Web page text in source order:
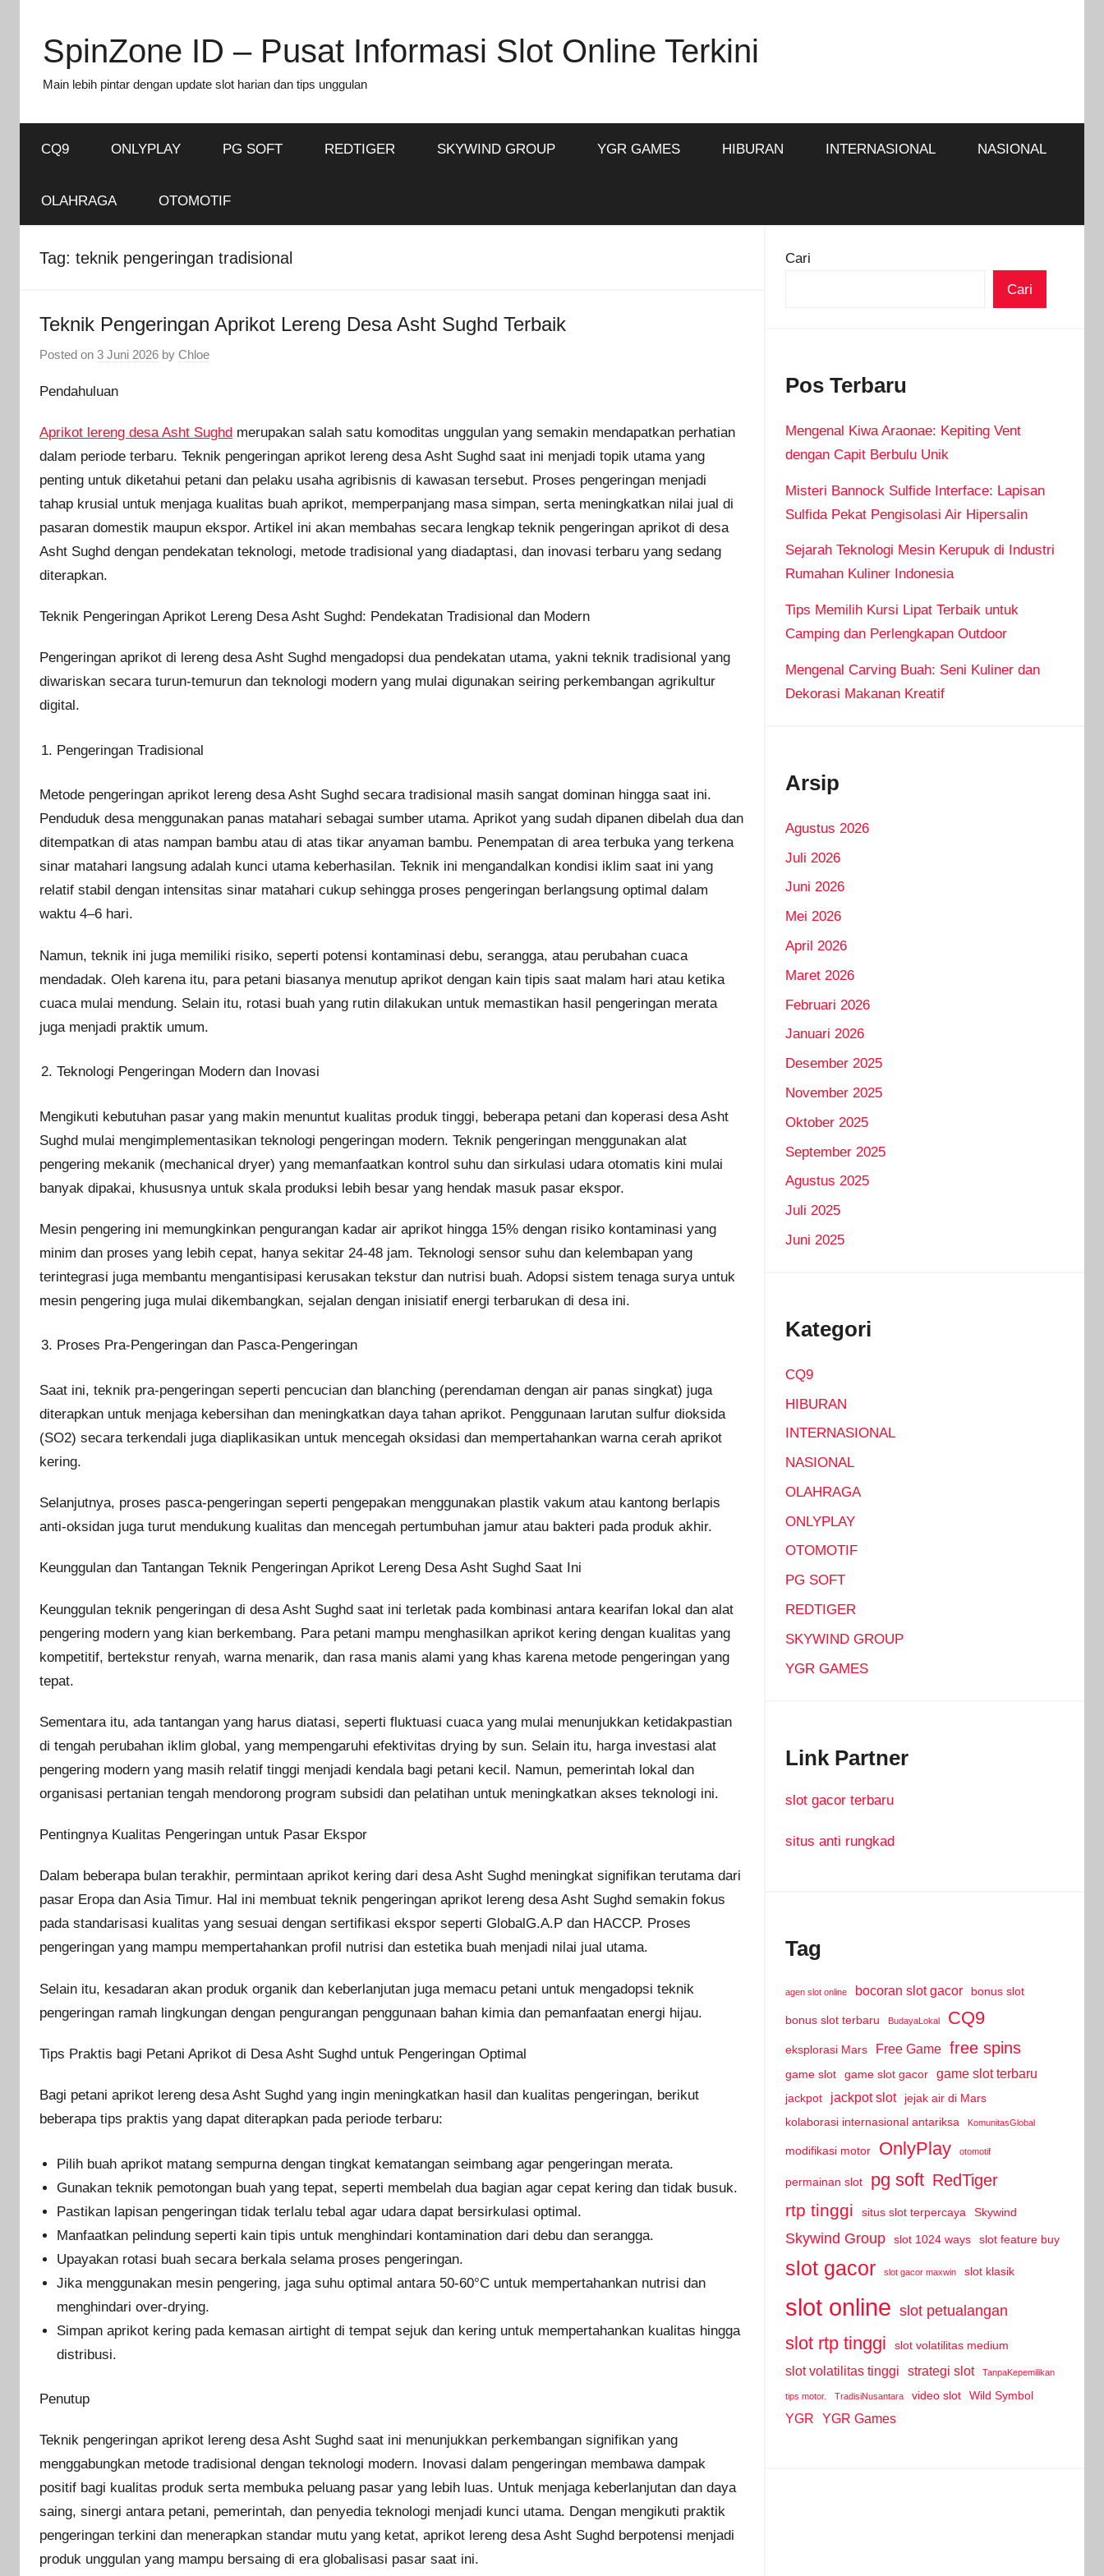
contentSpinZone ID – Pusat Informasi Slot Online Terkini
Main lebih pintar dengan update slot harian dan tips unggulan
CQ9 ONLYPLAY PG SOFT REDTIGER SKYWIND GROUP YGR GAMES HIBURAN INTERNASIONAL NASIONAL
OLAHRAGA OTOMOTIF
Tag: teknik pengeringan tradisional
Teknik Pengeringan Aprikot Lereng Desa Asht Sughd Terbaik
Posted on 3 Juni 2026 by Chloe
Pendahuluan
Aprikot lereng desa Asht Sughd merupakan salah satu komoditas unggulan yang semakin mendapatkan perhatian
dalam periode terbaru. Teknik pengeringan aprikot lereng desa Asht Sughd saat ini menjadi topik utama yang
penting untuk diketahui petani dan pelaku usaha agribisnis di kawasan tersebut. Proses pengeringan menjadi
tahap krusial untuk menjaga kualitas buah aprikot, memperpanjang masa simpan, serta meningkatkan nilai jual di
pasaran domestik maupun ekspor. Artikel ini akan membahas secara lengkap teknik pengeringan aprikot di desa
Asht Sughd dengan pendekatan teknologi, metode tradisional yang diadaptasi, dan inovasi terbaru yang sedang
diterapkan.
Teknik Pengeringan Aprikot Lereng Desa Asht Sughd: Pendekatan Tradisional dan Modern
Pengeringan aprikot di lereng desa Asht Sughd mengadopsi dua pendekatan utama, yakni teknik tradisional yang
diwariskan secara turun-temurun dan teknologi modern yang mulai digunakan seiring perkembangan agrikultur
digital.
Pengeringan Tradisional
Metode pengeringan aprikot lereng desa Asht Sughd secara tradisional masih sangat dominan hingga saat ini.
Penduduk desa menggunakan panas matahari sebagai sumber utama. Aprikot yang sudah dipanen dibelah dua dan
ditempatkan di atas nampan bambu atau di atas tikar anyaman bambu. Penempatan di area terbuka yang terkena
sinar matahari langsung adalah kunci utama keberhasilan. Teknik ini mengandalkan kondisi iklim saat ini yang
relatif stabil dengan intensitas sinar matahari cukup sehingga proses pengeringan berlangsung optimal dalam
waktu 4–6 hari.
Namun, teknik ini juga memiliki risiko, seperti potensi kontaminasi debu, serangga, atau perubahan cuaca
mendadak. Oleh karena itu, para petani biasanya menutup aprikot dengan kain tipis saat malam hari atau ketika
cuaca mulai mendung. Selain itu, rotasi buah yang rutin dilakukan untuk memastikan hasil pengeringan merata
juga menjadi praktik umum.
Teknologi Pengeringan Modern dan Inovasi
Mengikuti kebutuhan pasar yang makin menuntut kualitas produk tinggi, beberapa petani dan koperasi desa Asht
Sughd mulai mengimplementasikan teknologi pengeringan modern. Teknik pengeringan menggunakan alat
pengering mekanik (mechanical dryer) yang memanfaatkan kontrol suhu dan sirkulasi udara otomatis kini mulai
banyak dipakai, khususnya untuk skala produksi lebih besar yang hendak masuk pasar ekspor.
Mesin pengering ini memungkinkan pengurangan kadar air aprikot hingga 15% dengan risiko kontaminasi yang
minim dan proses yang lebih cepat, hanya sekitar 24-48 jam. Teknologi sensor suhu dan kelembapan yang
terintegrasi juga membantu mengantisipasi kerusakan tekstur dan nutrisi buah. Adopsi sistem tenaga surya untuk
mesin pengering juga mulai dikembangkan, sejalan dengan inisiatif energi terbarukan di desa ini.
Proses Pra-Pengeringan dan Pasca-Pengeringan
Saat ini, teknik pra-pengeringan seperti pencucian dan blanching (perendaman dengan air panas singkat) juga
diterapkan untuk menjaga kebersihan dan meningkatkan daya tahan aprikot. Penggunaan larutan sulfur dioksida
(SO2) secara terkendali juga diaplikasikan untuk mencegah oksidasi dan mempertahankan warna cerah aprikot
kering.
Selanjutnya, proses pasca-pengeringan seperti pengepakan menggunakan plastik vakum atau kantong berlapis
anti-oksidan juga turut mendukung kualitas dan mencegah pertumbuhan jamur atau bakteri pada produk akhir.
Keunggulan dan Tantangan Teknik Pengeringan Aprikot Lereng Desa Asht Sughd Saat Ini
Keunggulan teknik pengeringan di desa Asht Sughd saat ini terletak pada kombinasi antara kearifan lokal dan alat
pengering modern yang kian berkembang. Para petani mampu menghasilkan aprikot kering dengan kualitas yang
kompetitif, bertekstur renyah, warna menarik, dan rasa manis alami yang khas karena metode pengeringan yang
tepat.
Sementara itu, ada tantangan yang harus diatasi, seperti fluktuasi cuaca yang mulai menunjukkan ketidakpastian
di tengah perubahan iklim global, yang mempengaruhi efektivitas drying by sun. Selain itu, harga investasi alat
pengering modern yang masih relatif tinggi menjadi kendala bagi petani kecil. Namun, pemerintah lokal dan
organisasi pertanian tengah mendorong program subsidi dan pelatihan untuk meningkatkan akses teknologi ini.
Pentingnya Kualitas Pengeringan untuk Pasar Ekspor
Dalam beberapa bulan terakhir, permintaan aprikot kering dari desa Asht Sughd meningkat signifikan terutama dari
pasar Eropa dan Asia Timur. Hal ini membuat teknik pengeringan aprikot lereng desa Asht Sughd semakin fokus
pada standarisasi kualitas yang sesuai dengan sertifikasi ekspor seperti GlobalG.A.P dan HACCP. Proses
pengeringan yang mampu mempertahankan profil nutrisi dan estetika buah menjadi nilai jual utama.
Selain itu, kesadaran akan produk organik dan keberlanjutan juga memacu petani untuk mengadopsi teknik
pengeringan ramah lingkungan dengan pengurangan penggunaan bahan kimia dan pemanfaatan energi hijau.
Tips Praktis bagi Petani Aprikot di Desa Asht Sughd untuk Pengeringan Optimal
Bagi petani aprikot lereng desa Asht Sughd yang ingin meningkatkan hasil dan kualitas pengeringan, berikut
beberapa tips praktis yang dapat diterapkan pada periode terbaru:
Pilih buah aprikot matang sempurna dengan tingkat kematangan seimbang agar pengeringan merata.
Gunakan teknik pemotongan buah yang tepat, seperti membelah dua bagian agar cepat kering dan tidak busuk.
Pastikan lapisan pengeringan tidak terlalu tebal agar udara dapat bersirkulasi optimal.
Manfaatkan pelindung seperti kain tipis untuk menghindari kontamination dari debu dan serangga.
Upayakan rotasi buah secara berkala selama proses pengeringan.
Jika menggunakan mesin pengering, jaga suhu optimal antara 50-60°C untuk mempertahankan nutrisi dan
menghindari over-drying.
Simpan aprikot kering pada kemasan airtight di tempat sejuk dan kering untuk mempertahankan kualitas hingga
distribusi.
Penutup
Teknik pengeringan aprikot lereng desa Asht Sughd saat ini menunjukkan perkembangan signifikan yang
menggabungkan metode tradisional dengan teknologi modern. Inovasi dalam pengeringan membawa dampak
positif bagi kualitas produk serta membuka peluang pasar yang lebih luas. Untuk menjaga keberlanjutan dan daya
saing, sinergi antara petani, pemerintah, dan penyedia teknologi menjadi kunci utama. Dengan mengikuti praktik
pengeringan terkini dan menerapkan standar mutu yang ketat, aprikot lereng desa Asht Sughd berpotensi menjadi
produk unggulan yang mampu bersaing di era globalisasi pasar saat ini.
Cari
Cari
Pos Terbaru
Mengenal Kiwa Araonae: Kepiting Vent
dengan Capit Berbulu Unik
Misteri Bannock Sulfide Interface: Lapisan
Sulfida Pekat Pengisolasi Air Hipersalin
Sejarah Teknologi Mesin Kerupuk di Industri
Rumahan Kuliner Indonesia
Tips Memilih Kursi Lipat Terbaik untuk
Camping dan Perlengkapan Outdoor
Mengenal Carving Buah: Seni Kuliner dan
Dekorasi Makanan Kreatif
Arsip
Agustus 2026
Juli 2026
Juni 2026
Mei 2026
April 2026
Maret 2026
Februari 2026
Januari 2026
Desember 2025
November 2025
Oktober 2025
September 2025
Agustus 2025
Juli 2025
Juni 2025
Kategori
CQ9
HIBURAN
INTERNASIONAL
NASIONAL
OLAHRAGA
ONLYPLAY
OTOMOTIF
PG SOFT
REDTIGER
SKYWIND GROUP
YGR GAMES
Link Partner
slot gacor terbaru
situs anti rungkad
Tag
agen slot online bocoran slot gacor bonus slot
bonus slot terbaru BudayaLokal CQ9
eksplorasi Mars Free Game free spins
game slot game slot gacor game slot terbaru
jackpot jackpot slot
jejak air di Mars
kolaborasi internasional antariksa
KomunitasGlobal
modifikasi motor OnlyPlay otomotif
permainan slot pg soft RedTiger
rtp tinggi situs slot terpercaya Skywind
Skywind Group slot 1024 ways slot feature buy
slot gacor slot gacor maxwin slot klasik
slot online slot petualangan
slot rtp tinggi slot volatilitas medium
slot volatilitas tinggi strategi slot TanpaKepemilikan
tips motor. TradisiNusantara video slot Wild Symbol
YGR YGR Games